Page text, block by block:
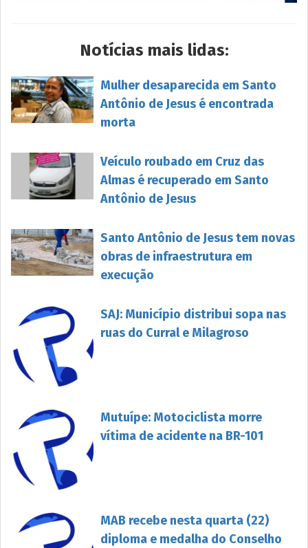
Notícias mais lidas:
Mulher desaparecida em Santo
Antônio de Jesus é encontrada
morta
Veículo roubado em Cruz das
Almas é recuperado em Santo
Antônio de Jesus
Santo Antônio de Jesus tem novas
obras de infraestrutura em
execução
SAJ: Município distribui sopa nas
ruas do Curral e Milagroso
Mutuípe: Motociclista morre
vítima de acidente na BR-101
MAB recebe nesta quarta (22)
diploma e medalha do Conselho